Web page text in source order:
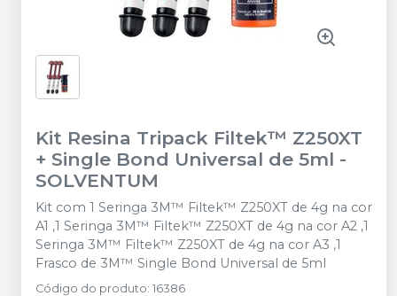
Kit Resina Tripack Filtek™ Z250XT
+ Single Bond Universal de 5ml -
SOLVENTUM
Kit com 1 Seringa 3M™ Filtek™ Z250XT de 4g na cor
A1 ,1 Seringa 3M™ Filtek™ Z250XT de 4g na cor A2 ,1
Seringa 3M™ Filtek™ Z250XT de 4g na cor A3 ,1
Frasco de 3M™ Single Bond Universal de 5ml
Código do produto: 16386